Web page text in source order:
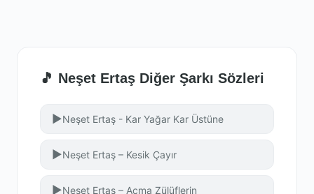
🎵 Neşet Ertaş Diğer Şarkı Sözleri
▶Neşet Ertaş - Kar Yağar Kar Üstüne
▶Neşet Ertaş – Kesik Çayır
▶Neşet Ertaş – Açma Zülüflerin